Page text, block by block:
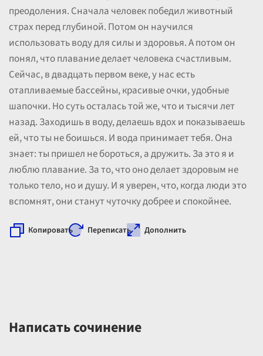
преодоления. Сначала человек победил животный
страх перед глубиной. Потом он научился
использовать воду для силы и здоровья. А потом он
понял, что плавание делает человека счастливым.
Сейчас, в двадцать первом веке, у нас есть
отапливаемые бассейны, красивые очки, удобные
шапочки. Но суть осталась той же, что и тысячи лет
назад. Заходишь в воду, делаешь вдох и показываешь
ей, что ты не боишься. И вода принимает тебя. Она
знает: ты пришел не бороться, а дружить. За это я и
люблю плавание. За то, что оно делает здоровым не
только тело, но и душу. И я уверен, что, когда люди это
вспомнят, они станут чуточку добрее и спокойнее.
Копировать Переписать Дополнить
Написать сочинение